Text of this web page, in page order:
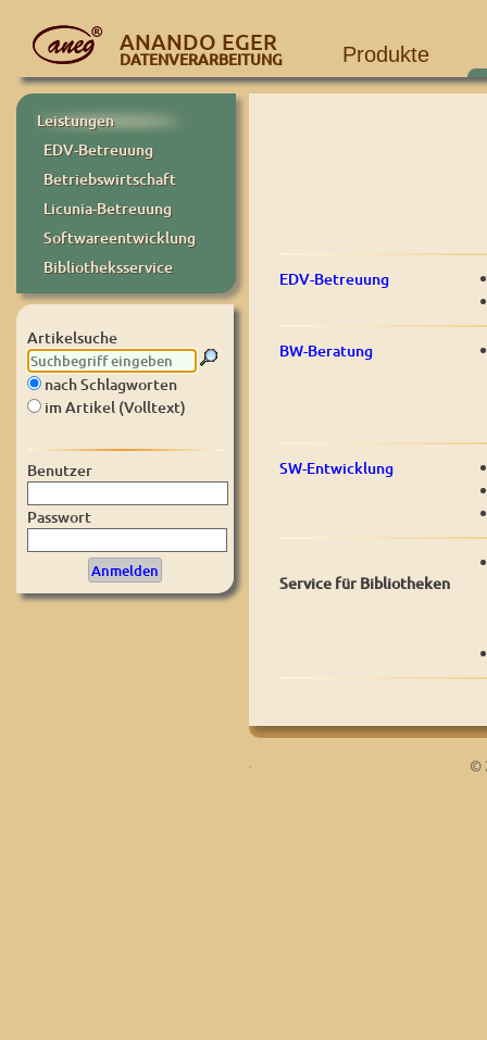
ANANDO EGER
DATENVERARBEITUNG Produkte
Leistungen
EDV-Betreuung
Betriebswirtschaft
Licunia-Betreuung
Softwareentwicklung
Bibliotheksservice
Artikelsuche
nach Schlagworten
im Artikel (Volltext)
Benutzer
Passwort
EDV-Betreuung
BW-Beratung
SW-Entwicklung
Service für Bibliotheken
©